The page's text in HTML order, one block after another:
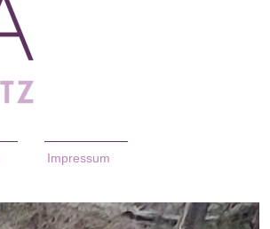
Impressum